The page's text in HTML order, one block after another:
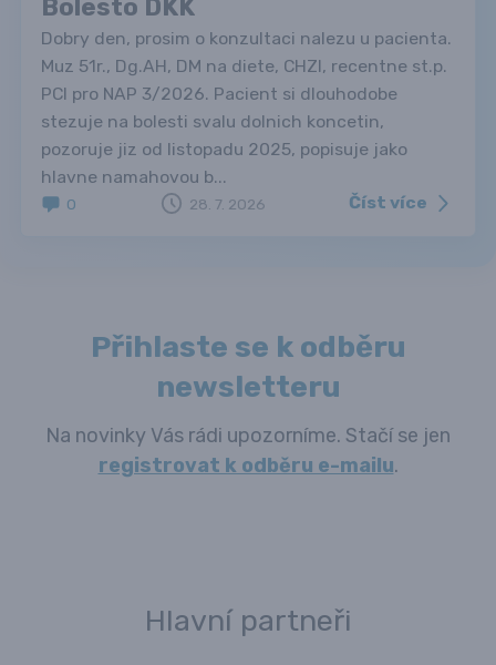
Bolesto DKK
Dobry den, prosim o konzultaci nalezu u pacienta.
Muz 51r., Dg.AH, DM na diete, CHZI, recentne st.p.
PCI pro NAP 3/2026. Pacient si dlouhodobe
stezuje na bolesti svalu dolnich koncetin,
pozoruje jiz od listopadu 2025, popisuje jako
hlavne namahovou b...
0 28. 7. 2026 Číst více
Přihlaste se k odběru
newsletteru
Na novinky Vás rádi upozorníme. Stačí se jen
registrovat k odběru e-mailu.
Hlavní partneři